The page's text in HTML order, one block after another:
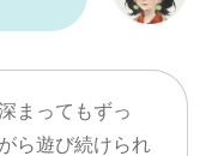
まってもずっ
ら遊び続けられ